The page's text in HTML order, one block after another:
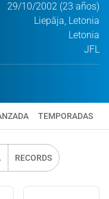
29/10/2002 (23 años)
Liepāja, Letonia
Letonia
JFL
TEMPORADAS
RECORDS